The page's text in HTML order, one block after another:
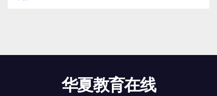
华夏教育在线